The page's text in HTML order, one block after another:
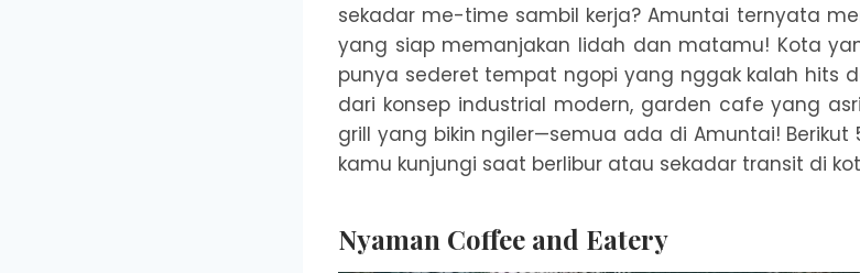
sekadar me-time sambil kerja? Amuntai ternyata
yang siap memanjakan lidah dan matamu! Kota
punya sederet tempat ngopi yang nggak kalah hits
dari konsep industrial modern, garden cafe yang
grill yang bikin ngiler—semua ada di Amuntai!
kamu kunjungi saat berlibur atau sekadar transit di
Nyaman Coffee and Eatery